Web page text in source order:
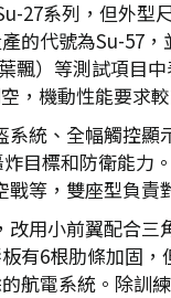
27系列，但外
代號為Su-57
）等測試項目
機動性能要求
統、全幅觸控
目標和防衛能力
等，雙座型負責
用小前翼配合
有6根肋條加固
航電系統。除訓